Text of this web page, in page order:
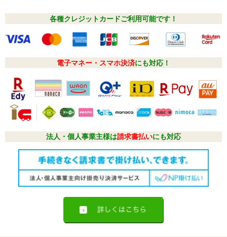
各種クレジットカードご利用可能です！
電子マネー・スマホ決済にも対応！
法人・個人事業主様は請求書払いにも対応